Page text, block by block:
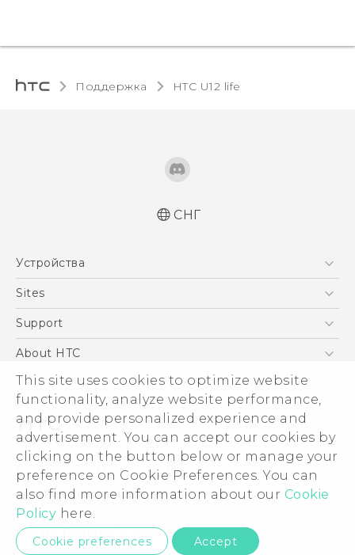
This site uses cookies to optimize website
functionality, analyze website performance,
and provide personalized experience and
advertisement. You can accept our cookies by
clicking on the button below or manage your
preference on Cookie Preferences. You can
also find more information about our Cookie
Policy here.
Cookie preferences Accept
Поддержка HTC U12 life‎
Русский - Руководство пользователя
соответствию стандартам
Қазақ - жұмысты бастау нұсқаулығы
English - User manual
English - Safety and regulatory guide
СНГ
Устройства
5G
EXODUS
VIVE
Sites
HTC Dev
Support
ПОДДЕРЖКА
About HTC
ESG
Инвестирование
Политика конфиденциальности
Безопасность продуктов
Вакансии
Security and Privacy Whitepaper
© 2011-2026 HTC Corporation
Условия использования.
Privacy Contact:Global-Privacy@htc.com